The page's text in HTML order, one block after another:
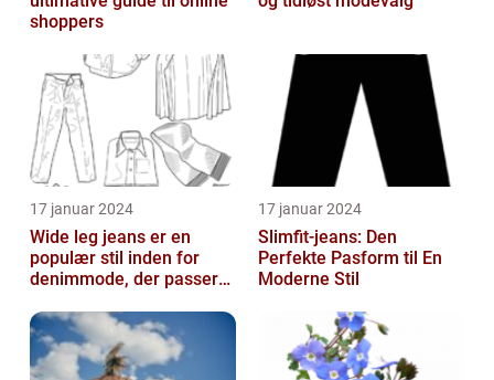
shoppers
17 januar 2024
Wide leg jeans er en
populær stil inden for
denimmode, der passer
som ønsk...
17 januar 2024
Slimfit-jeans: Den
Perfekte Pasform til En
Moderne Stil